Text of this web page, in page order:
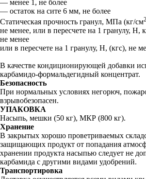
— менее 1, не более
— остаток на сите 6 мм, не более
Статическая прочность гранул, МПа (кг/см2
не менее, или в пересчете на 1 гранулу, H,
не менее
или в пересчете на 1 гранулу, Н, (кгс), не
В качестве кондиционирующей добавки
карбамидо-формальдегидный концентрат.
Безопасность
При нормальных условиях негорюч,
взрывобезопасен.
УПАКОВКА
Насыпь, мешки (50 кг), МКР (800 кг).
Хранение
В закрытых хорошо проветриваемых
защищающих продукт от попадания
хранении продукта насыпью следует не
карбамида с другими видами удобрений.
Транспортировка